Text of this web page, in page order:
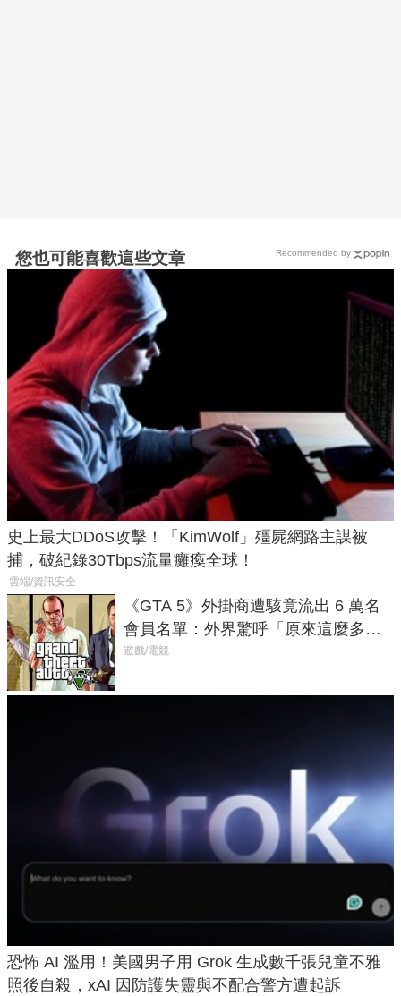
您也可能喜歡這些文章
史上最大DDoS攻擊！「KimWolf」殭屍網路主謀被
捕，破紀錄30Tbps流量癱瘓全球！
雲端/資訊安全
《GTA 5》外掛商遭駭竟流出 6 萬名
會員名單：外界驚呼「原來這麼多人
在開掛！」
遊戲/電競
恐怖 AI 濫用！美國男子用 Grok 生成數千張兒童不雅
照後自殺，xAI 因防護失靈與不配合警方遭起訴
Recommended by